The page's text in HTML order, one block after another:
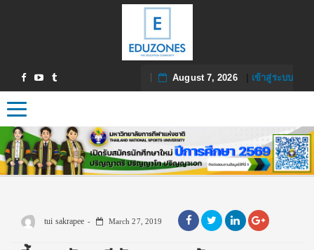
August 7, 2026| เข้าสู่ระบบ
Toggle navigation
tui sakrapee March 27, 2019